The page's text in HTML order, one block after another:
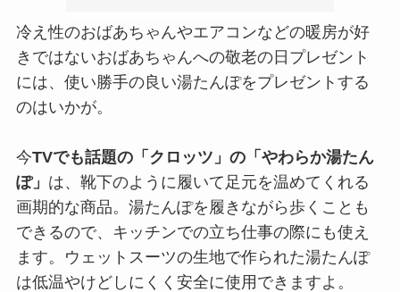
冷え性のおばあちゃんやエアコンなどの暖房が好
きではないおばあちゃんへの敬老の日プレゼント
には、使い勝手の良い湯たんぽをプレゼントする
のはいかが。
今TVでも話題の「クロッツ」の「やわらか湯たん
ぽ」 は、靴下のように履いて足元を温めてくれる
画期的な商品。湯たんぽを履きながら歩くことも
できるので、キッチンでの立ち仕事の際にも使え
ます。ウェットスーツの生地で作られた湯たんぽ
は低温やけどしにくく安全に使用できますよ。